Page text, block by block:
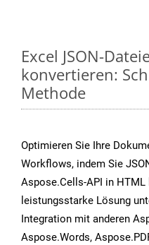
Excel JSON-
konvertieren:
Methode
Optimieren Sie Ihre
Workflows, indem Sie
Aspose.Cells-API in
leistungsstarke Lösung
Integration mit anderen
Aspose.Words,